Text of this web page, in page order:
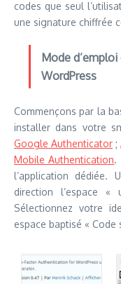
codes que seul
une signature chiffrée
Mode
WordPress
Commençons par la
installer dans votre
Google Authenticator ;
Mobile Authentication.
l’application dédiée.
direction l’espace
Sélectionnez votre
espace baptisé « Code